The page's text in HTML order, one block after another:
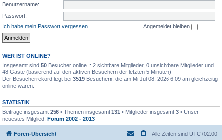
Benutzername:
Passwort:
Ich habe mein Passwort vergessen
Angemeldet bleiben
WER IST ONLINE?
Insgesamt sind 50 Besucher online :: 2 sichtbare Mitglieder, 0 unsichtbare Mitglieder und
48 Gäste (basierend auf den aktiven Besuchern der letzten 5 Minuten)
Der Besucherrekord liegt bei 3519 Besuchern, die am Mi Jul 08, 2026 6:09 am gleichzeitig
online waren.
STATISTIK
Beiträge insgesamt 256 • Themen insgesamt 131 • Mitglieder insgesamt 3 • Unser
neuestes Mitglied: Forum 2002 - 2013
Foren-Übersicht Alle Zeiten sind UTC+02:00